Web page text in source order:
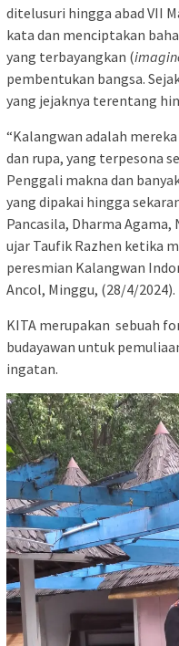
ditelusuri hingga abad VII
kata dan menciptakan
yang terbayangkan (
pembentukan bangsa.
yang jejaknya terentang
“Kalangwan adalah
dan rupa, yang terpesona
Penggali makna dan
yang dipakai hingga
Pancasila, Dharma
ujar Taufik Razhen ketika
peresmian Kalangwan
Ancol, Minggu, (28/4/2024).
KITA merupakan sebuah
budayawan untuk
ingatan.